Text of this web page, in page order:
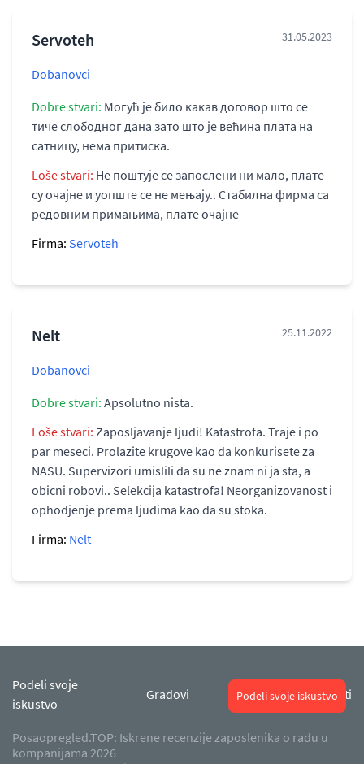
Servoteh 31.05.2023
Dobanovci
Dobre stvari: Могућ је било какав договор што се
тиче слободног дана зато што је већина плата на
сатницу, нема притиска.
Loše stvari: Не поштује се запослени ни мало, плате
су очајне и уопште се не мењају.. Стабилна фирма са
редовним примањима, плате очајне
Firma: Servoteh
Nelt 25.11.2022
Dobanovci
Dobre stvari: Apsolutno nista.
Loše stvari: Zaposljavanje ljudi! Katastrofa. Traje i po
par meseci. Prolazite krugove kao da konkurisete za
NASU. Supervizori umislili da su ne znam ni ja sta, a
obicni robovi.. Selekcija katastrofa! Neorganizovanost i
ophodjenje prema ljudima kao da su stoka.
Firma: Nelt
Podeli svoje iskustvo
Podeli svoje
iskustvo
Gradovi
O
nama
Kontakti
Posaopregled.TOP: Iskrene recenzije zaposlenika o radu u
kompanijama 2026